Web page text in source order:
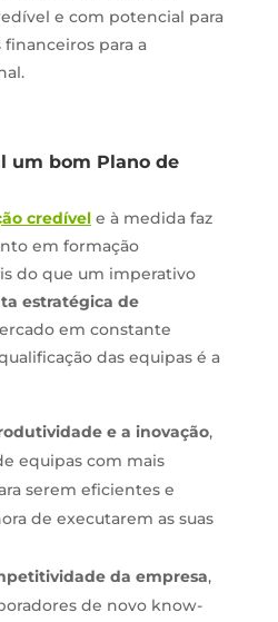
e com potencial para
para a
um bom Plano de
credívele à medida faz
em formação
do que um imperativo
estratégica de
em constante
das equipas é a
e a inovação,
equipas com mais
serem eficientes e
de executarem as suas
da empresa,
de novo know-